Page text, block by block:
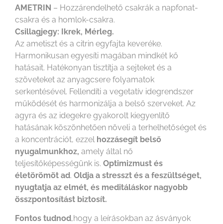
AMETRIN – Hozzárendelhető csakrák a napfonat-
csakra és a homlok-csakra.
Csillagjegy: Ikrek, Mérleg.
Az ametiszt és a citrin egyfajta keveréke.
Harmonikusan egyesíti magában mindkét kő
hatásait. Hatékonyan tisztítja a sejteket és a
szöveteket az anyagcsere folyamatok
serkentésével. Fellendíti a vegetatív idegrendszer
működését és harmonizálja a belső szerveket. Az
agyra és az idegekre gyakorolt kiegyenlítő
hatásának köszönhetően növeli a terhelhetőséget és
a koncentrációt, ezzel hozzásegít belső
nyugalmunkhoz, amely által nő
teljesítőképességünk is. Optimizmust és
életörömöt ad. Oldja a stresszt és a feszültséget,
nyugtatja az elmét, és meditáláskor nagyobb
összpontosítást biztosít.
Fontos tudnod,hogy a leírásokban az ásványok